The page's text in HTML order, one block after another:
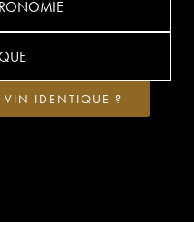
VIN IDENTIQUE ?